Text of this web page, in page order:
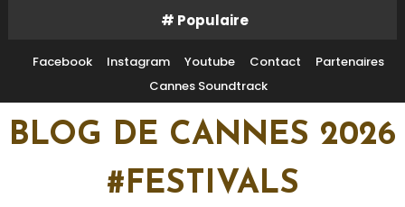
Content
# Populaire
Facebook Instagram Youtube Contact
Partenaires
Cannes Soundtrack
BLOG DE CANNES 2026
#FESTIVALS